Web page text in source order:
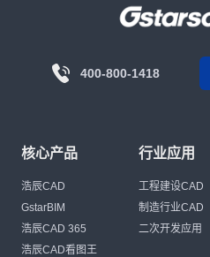
400-800-1418
核心产品
浩辰CAD
GstarBIM
浩辰CAD 365
浩辰CAD看图王
行业应用
工程建设CAD
制造行业CAD
二次开发应用